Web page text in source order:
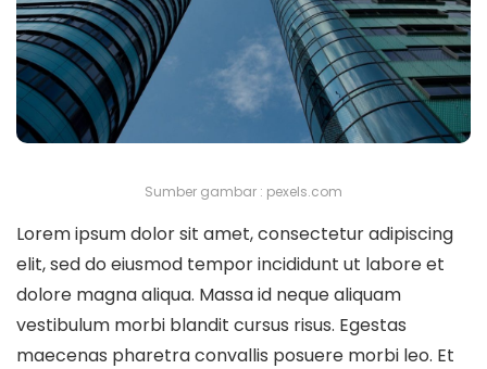
Sumber gambar : pexels.com
Lorem ipsum dolor sit amet, consectetur adipiscing
elit, sed do eiusmod tempor incididunt ut labore et
dolore magna aliqua. Massa id neque aliquam
vestibulum morbi blandit cursus risus. Egestas
maecenas pharetra convallis posuere morbi leo. Et